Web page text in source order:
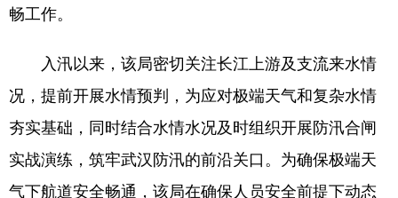
彩票
文化产业
地方频道
畅工作。
入汛以来，该局密切关注长江上游及支流来水情
况，提前开展水情预判，为应对极端天气和复杂水情
夯实基础，同时结合水情水况及时组织开展防汛合闸
实战演练，筑牢武汉防汛的前沿关口。为确保极端天
气下航道安全畅通，该局在确保人员安全前提下动态